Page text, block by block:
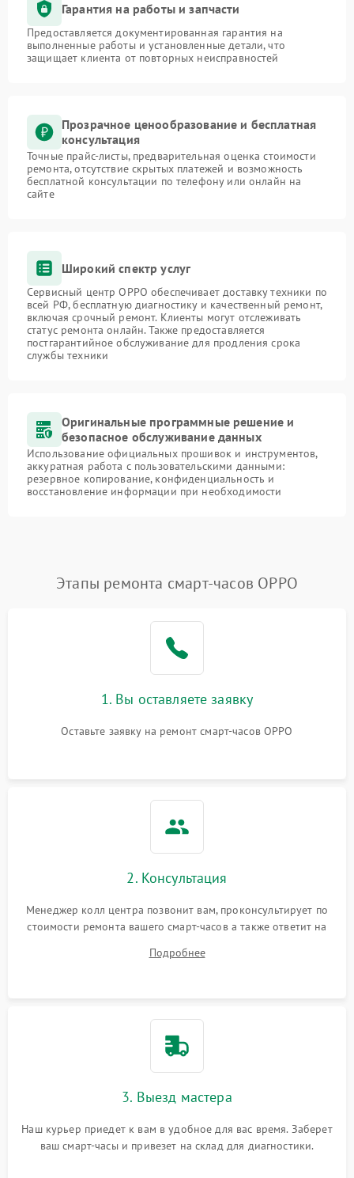
Гарантия на работы и запчасти
Предоставляется документированная гарантия на
выполненные работы и установленные детали, что
защищает клиента от повторных неисправностей
Прозрачное ценообразование и бесплатная
консультация
Точные прайс-листы, предварительная оценка стоимости
ремонта, отсутствие скрытых платежей и возможность
бесплатной консультации по телефону или онлайн на
сайте
Широкий спектр услуг
Сервисный центр OPPO обеспечивает доставку техники по
всей РФ, бесплатную диагностику и качественный ремонт,
включая срочный ремонт. Клиенты могут отслеживать
статус ремонта онлайн. Также предоставляется
постгарантийное обслуживание для продления срока
службы техники
Оригинальные программные решение и
безопасное обслуживание данных
Использование официальных прошивок и инструментов,
аккуратная работа с пользовательскими данными:
резервное копирование, конфиденциальность и
восстановление информации при необходимости
Этапы ремонта смарт-часов OPPO
1. Вы оставляете заявку
Оставьте заявку на ремонт смарт-часов OPPO
2. Консультация
Менеджер колл центра позвонит вам, проконсультирует по
стоимости ремонта вашего смарт-часов а также ответит на
Подробнее
3. Выезд мастера
Наш курьер приедет к вам в удобное для вас время. Заберет
ваш смарт-часы и привезет на склад для диагностики.